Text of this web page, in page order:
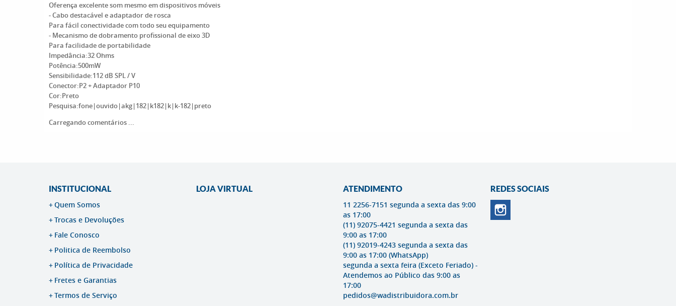
Oferença excelente som mesmo em dispositivos móveis
- Cabo destacável e adaptador de rosca
Para fácil conectividade com todo seu equipamento
- Mecanismo de dobramento profissional de eixo 3D
Para facilidade de portabilidade
Impedância:32 Ohms
Potência:500mW
Sensibilidade:112 dB SPL / V
Conector:P2 + Adaptador P10
Cor:Preto
Pesquisa:fone|ouvido|akg|182|k182|k|k-182|preto
Carregando comentários ...
INSTITUCIONAL
Quem Somos
Trocas e Devoluções
Fale Conosco
Politica de Reembolso
Política de Privacidade
Fretes e Garantias
Termos de Serviço
LOJA VIRTUAL ATENDIMENTO
11 2256-7151 segunda a sexta das 9:00
as 17:00
(11) 92075-4421 segunda a sexta das
9:00 as 17:00
(11) 92019-4243 segunda a sexta das
9:00 as 17:00 (WhatsApp)
segunda a sexta feira (Exceto Feriado) -
Atendemos ao Público das 9:00 as
17:00
pedidos@wadistribuidora.com.br
REDES SOCIAIS